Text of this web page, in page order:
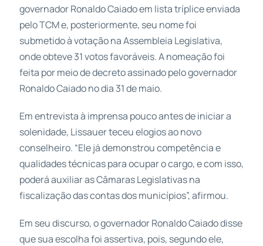
governador Ronaldo Caiado em lista tríplice enviada
pelo TCM e, posteriormente, seu nome foi
submetido à votação na Assembleia Legislativa,
onde obteve 31 votos favoráveis. A nomeação foi
feita por meio de decreto assinado pelo governador
Ronaldo Caiado no dia 31 de maio.
Em entrevista à imprensa pouco antes de iniciar a
solenidade, Lissauer teceu elogios ao novo
conselheiro. “Ele já demonstrou competência e
qualidades técnicas para ocupar o cargo, e com isso,
poderá auxiliar as Câmaras Legislativas na
fiscalização das contas dos municípios”, afirmou.
Em seu discurso, o governador Ronaldo Caiado disse
que sua escolha foi assertiva, pois, segundo ele,